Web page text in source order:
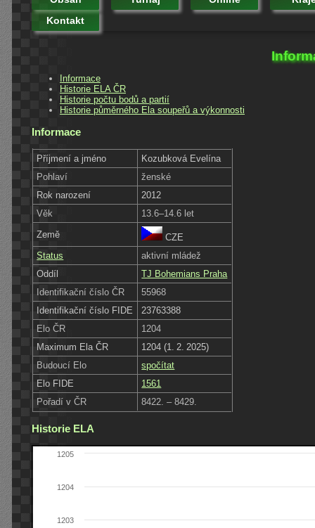
Kontakt
Informace
Historie ELA ČR
Historie počtu bodů a partií
Historie půměrného Ela soupeřů a výkonnosti
Informace
Příjmení a jméno
Kozubková Evelína
Pohlaví
ženské
Rok narození
2012
Věk
13.6–14.6 let
Země
CZE
Status
aktivní mládež
Oddíl
TJ Bohemians Praha
Identifikační číslo ČR
55968
Identifikační číslo FIDE
23763388
Elo ČR
1204
Maximum Ela ČR
1204 (1. 2. 2025)
Budoucí Elo
spočítat
Elo FIDE
1561
Pořadí v ČR
8422. – 8429.
Historie ELA
1203
1204
1205